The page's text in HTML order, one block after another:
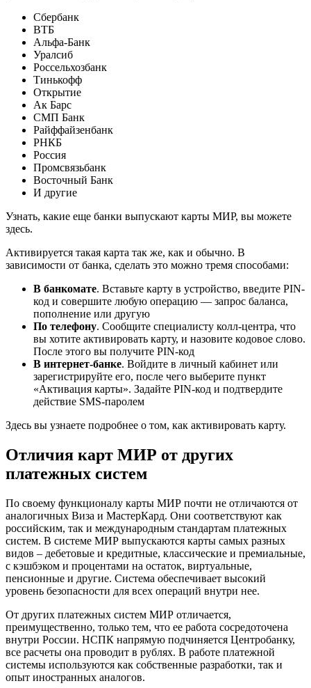
Сбербанк
ВТБ
Альфа-Банк
Уралсиб
Россельхозбанк
Тинькофф
Открытие
Ак Барс
СМП Банк
Райффайзенбанк
РНКБ
Россия
Промсвязьбанк
Восточный Банк
И другие
Узнать, какие еще банки выпускают карты МИР, вы можете
здесь.
Активируется такая карта так же, как и обычно. В
зависимости от банка, сделать это можно тремя способами:
В банкомате. Вставьте карту в устройство, введите PIN-
код и совершите любую операцию — запрос баланса,
пополнение или другую
По телефону. Сообщите специалисту колл-центра, что
вы хотите активировать карту, и назовите кодовое слово.
После этого вы получите PIN-код
В интернет-банке. Войдите в личный кабинет или
зарегистрируйте его, после чего выберите пункт
«Активация карты». Задайте PIN-код и подтвердите
действие SMS-паролем
Здесь вы узнаете подробнее о том, как активировать карту.
Отличия карт МИР от других
платежных систем
По своему функционалу карты МИР почти не отличаются от
аналогичных Виза и МастерКард. Они соответствуют как
российским, так и международным стандартам платежных
систем. В системе МИР выпускаются карты самых разных
видов – дебетовые и кредитные, классические и премиальные,
с кэшбэком и процентами на остаток, виртуальные,
пенсионные и другие. Система обеспечивает высокий
уровень безопасности для всех операций внутри нее.
От других платежных систем МИР отличается,
преимущественно, только тем, что ее работа сосредоточена
внутри России. НСПК напрямую подчиняется Центробанку,
все расчеты она проводит в рублях. В работе платежной
системы используются как собственные разработки, так и
опыт иностранных аналогов.